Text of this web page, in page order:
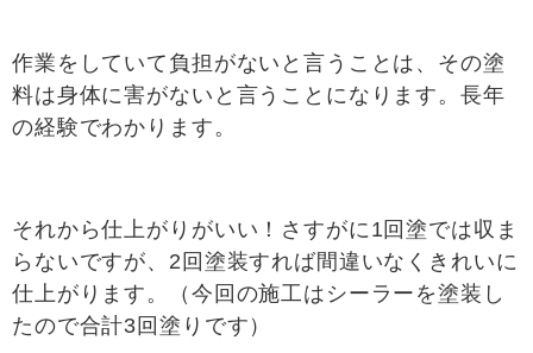
作業をしていて負担がないと言うことは、その塗
料は身体に害がないと言うことになります。長年
の経験でわかります。
それから仕上がりがいい！さすがに1回塗では収ま
らないですが、2回塗装すれば間違いなくきれいに
仕上がります。（今回の施工はシーラーを塗装し
たので合計3回塗りです）